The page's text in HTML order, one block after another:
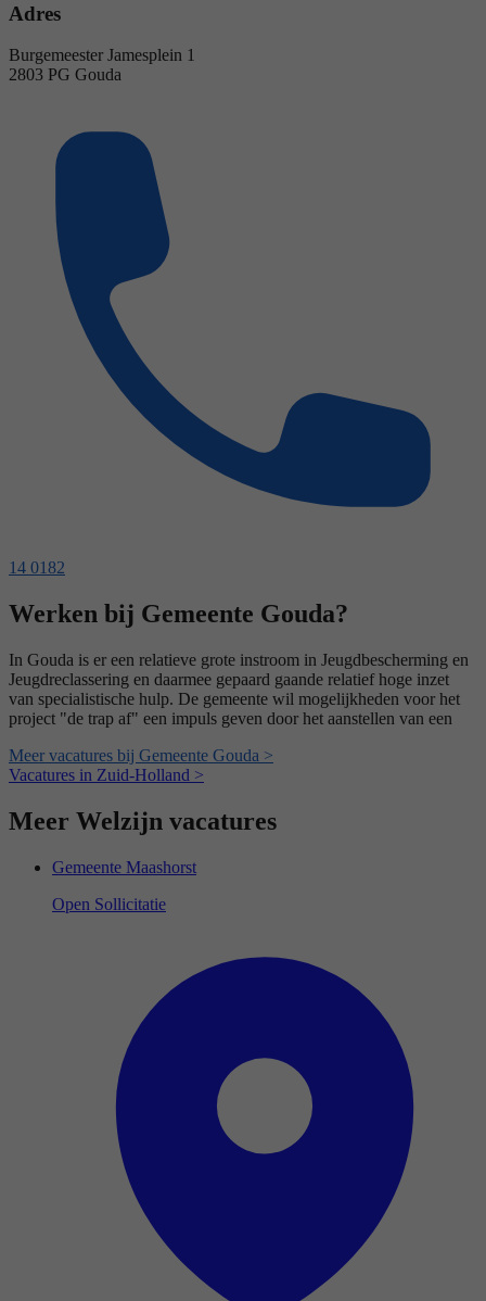
Adres
Burgemeester Jamesplein 1
2803 PG Gouda
14 0182
Werken bij Gemeente Gouda?
In Gouda is er een relatieve grote instroom in Jeugdbescherming en
Jeugdreclassering en daarmee gepaard gaande relatief hoge inzet
van specialistische hulp. De gemeente wil mogelijkheden voor het
project "de trap af" een impuls geven door het aanstellen van een
Meer vacatures bij Gemeente Gouda >
Vacatures in Zuid-Holland >
Meer Welzijn vacatures
Gemeente Maashorst
Open Sollicitatie